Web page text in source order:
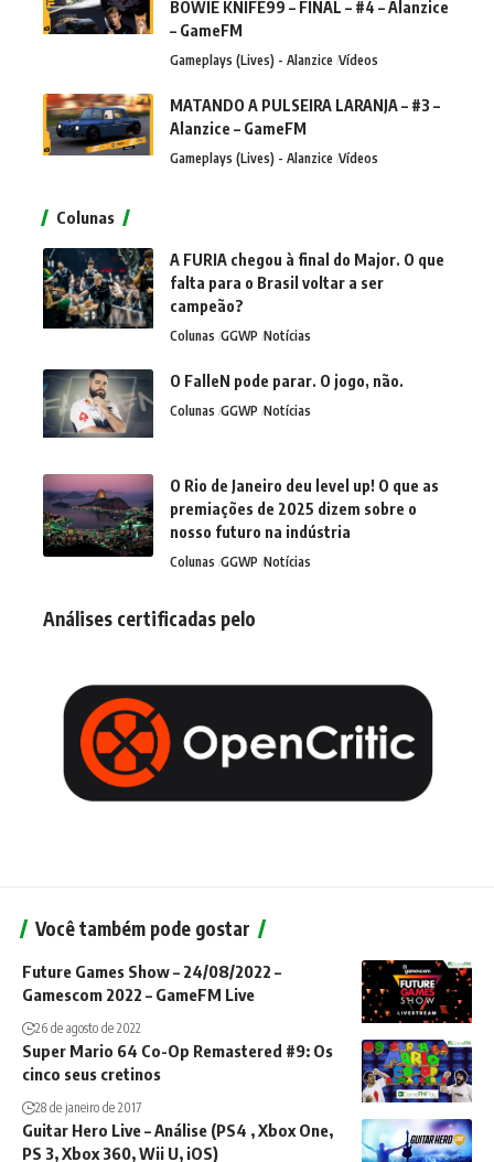
BOWIE KNIFE99 – FINAL – #4 – Alanzice
– GameFM
Gameplays (Lives) - Alanzice Vídeos
MATANDO A PULSEIRA LARANJA – #3 –
Alanzice – GameFM
Gameplays (Lives) - Alanzice Vídeos
Colunas
A FURIA chegou à final do Major. O que
falta para o Brasil voltar a ser
campeão?
Colunas GGWP Notícias
O FalleN pode parar. O jogo, não.
Colunas GGWP Notícias
O Rio de Janeiro deu level up! O que as
premiações de 2025 dizem sobre o
nosso futuro na indústria
Colunas GGWP Notícias
Análises certificadas pelo
Você também pode gostar
Future Games Show – 24/08/2022 –
Gamescom 2022 – GameFM Live
26 de agosto de 2022
Super Mario 64 Co-Op Remastered #9: Os
cinco seus cretinos
28 de janeiro de 2017
Guitar Hero Live – Análise (PS4 , Xbox One,
PS 3, Xbox 360, Wii U, iOS)